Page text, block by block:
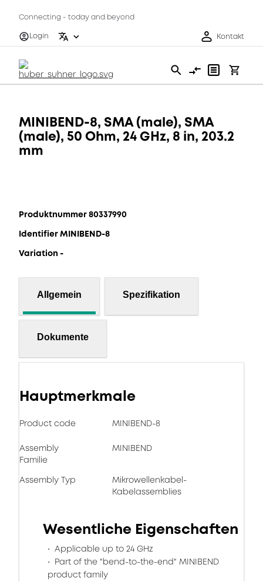
Connecting - today and beyond
Login
Kontakt
MINIBEND-8, SMA (male), SMA
(male), 50 Ohm, 24 GHz, 8 in, 203.2
mm
Produktnummer 80337990
Identifier MINIBEND-8
Variation -
Allgemein Spezifikation
Dokumente
Hauptmerkmale
Product code MINIBEND-8
Assembly
Familie
MINIBEND
Assembly Typ
Mikrowellenkabel-
Kabelassemblies
Wesentliche Eigenschaften
Applicable up to 24 GHz
Part of the "bend-to-the-end" MINIBEND
product family